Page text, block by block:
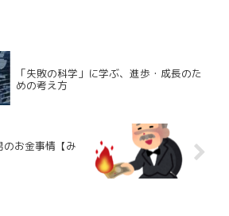
「失敗の科学」に学ぶ、進歩・成長のた
めの考え方
お金事情【み